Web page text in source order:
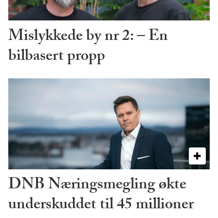
Mislykkede by nr 2: – En
bilbasert propp
DNB Næringsmegling økte
underskuddet til 45 millioner